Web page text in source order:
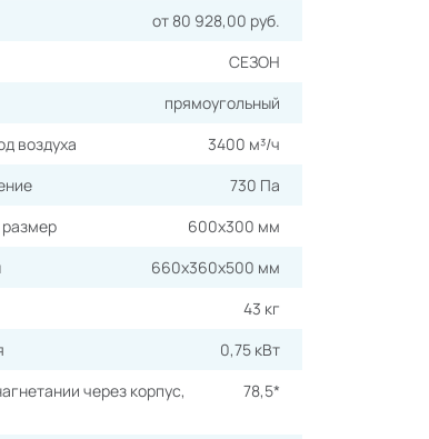
от 80 928,00 руб.
СЕЗОН
прямоугольный
воздуха
3400 м³/ч
730 Па
600х300 мм
660х360х500 мм
43 кг
0,75 кВт
через корпус,
78,5*